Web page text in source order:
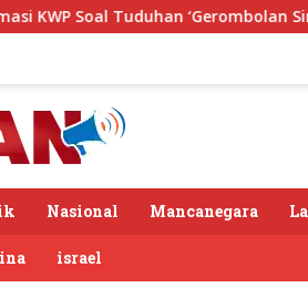
Sirkus’, Buntut Rapat
Nasional Mancanegara
israel